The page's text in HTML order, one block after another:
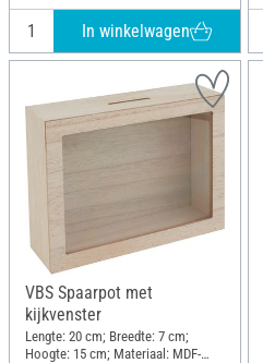
In winkelwagen
VBS Spaarpot met
kijkvenster
Lengte: 20 cm; Breedte: 7 cm;
Hoogte: 15 cm; Materiaal: MDF-